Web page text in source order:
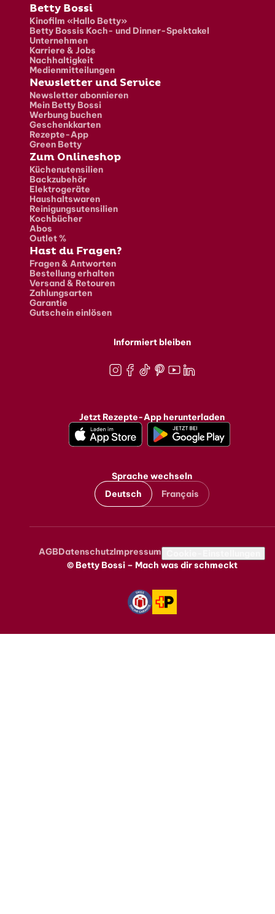
Fusszeile
Betty Bossi
Kinofilm «Hallo Betty»
Betty Bossis Koch- und Dinner-Spektakel
Unternehmen
Karriere & Jobs
Nachhaltigkeit
Medienmitteilungen
Newsletter und Service
Newsletter abonnieren
Mein Betty Bossi
Werbung buchen
Geschenkkarten
Rezepte-App
Green Betty
Zum Onlineshop
Küchenutensilien
Backzubehör
Elektrogeräte
Haushaltswaren
Reinigungsutensilien
Kochbücher
Abos
Outlet %
Hast du Fragen?
Fragen & Antworten
Bestellung erhalten
Versand & Retouren
Zahlungsarten
Garantie
Gutschein einlösen
Informiert bleiben
Jetzt Rezepte-App herunterladen
Sprache wechseln
Deutsch
Français
Metanavigation
AGBDatenschutzImpressum
© Betty Bossi – Mach was dir schmeckt